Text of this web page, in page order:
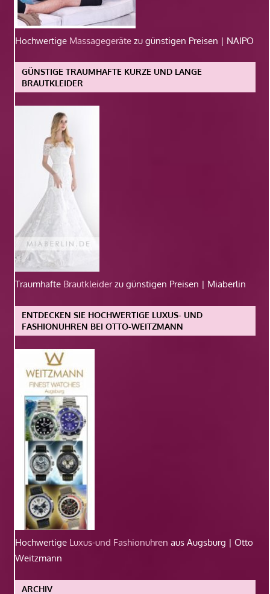
Hochwertige Massagegeräte zu günstigen Preisen | NAIPO
GÜNSTIGE TRAUMHAFTE KURZE UND LANGE
BRAUTKLEIDER
Traumhafte Brautkleiderzu günstigen Preisen | Miaberlin
ENTDECKEN SIE HOCHWERTIGE LUXUS- UND
FASHIONUHREN BEI OTTO-WEITZMANN
Hochwertige Luxus-und Fashionuhren aus Augsburg | Otto
Weitzmann
ARCHIV